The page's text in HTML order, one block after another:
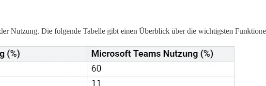
Nutzung. Die folgende Tabelle gibt einen Überblick über die wichtigsten